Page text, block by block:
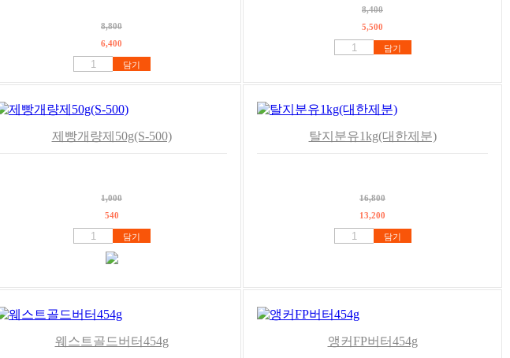
8,800
6,400
담기
8,400
5,500
담기
제빵개량제50g(S-500)
1,000
540
담기
탈지분유1kg(대한제분)
16,800
13,200
담기
웨스트골드버터454g 앵커FP버터454g